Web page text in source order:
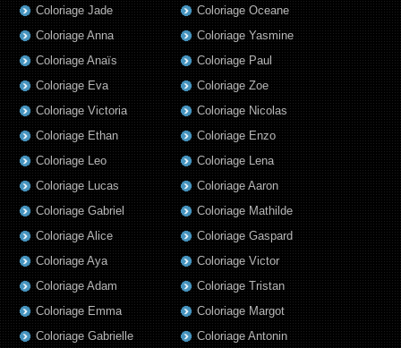
Coloriage Jade
Coloriage Anna
Coloriage Anaïs
Coloriage Eva
Coloriage Victoria
Coloriage Ethan
Coloriage Leo
Coloriage Lucas
Coloriage Gabriel
Coloriage Alice
Coloriage Aya
Coloriage Adam
Coloriage Emma
Coloriage Gabrielle
Coloriage Oceane
Coloriage Yasmine
Coloriage Paul
Coloriage Zoe
Coloriage Nicolas
Coloriage Enzo
Coloriage Lena
Coloriage Aaron
Coloriage Mathilde
Coloriage Gaspard
Coloriage Victor
Coloriage Tristan
Coloriage Margot
Coloriage Antonin